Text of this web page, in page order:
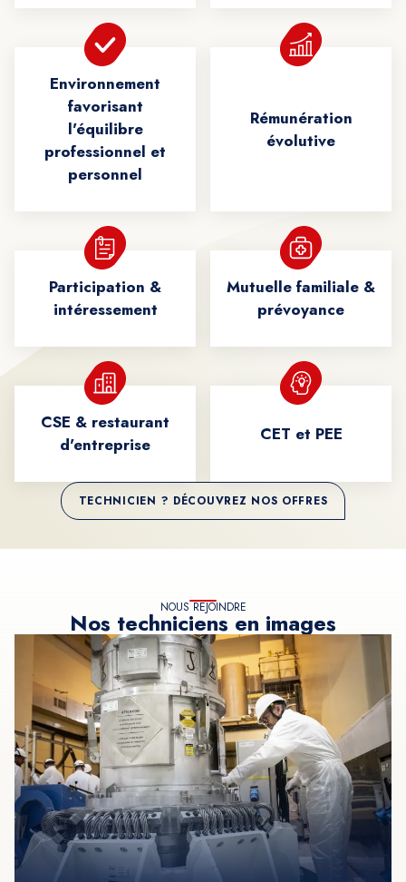
Environnement
favorisant
l'équilibre
professionnel et
personnel
Rémunération
évolutive
Participation &
intéressement
Mutuelle familiale &
prévoyance
CSE & restaurant
d'entreprise
CET et PEE
TECHNICIEN ? DÉCOUVREZ NOS OFFRES
NOUS REJOINDRE
Nos techniciens en images